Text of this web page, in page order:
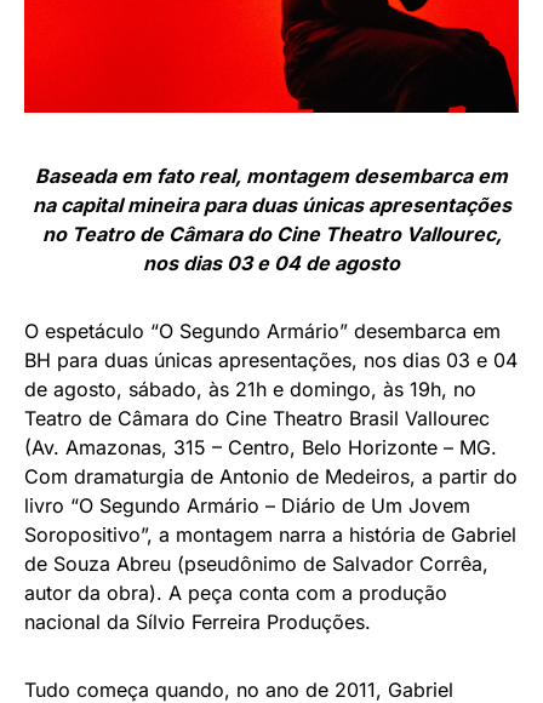
Baseada em fato real, montagem desembarca em
na capital mineira para duas únicas apresentações
no Teatro de Câmara do Cine Theatro Vallourec,
nos dias 03 e 04 de agosto
O espetáculo “O Segundo Armário” desembarca em
BH para duas únicas apresentações, nos dias 03 e 04
de agosto, sábado, às 21h e domingo, às 19h, no
Teatro de Câmara do Cine Theatro Brasil Vallourec
(Av. Amazonas, 315 – Centro, Belo Horizonte – MG.
Com dramaturgia de Antonio de Medeiros, a partir do
livro “O Segundo Armário – Diário de Um Jovem
Soropositivo”, a montagem narra a história de Gabriel
de Souza Abreu (pseudônimo de Salvador Corrêa,
autor da obra). A peça conta com a produção
nacional da Sílvio Ferreira Produções.
Tudo começa quando, no ano de 2011, Gabriel